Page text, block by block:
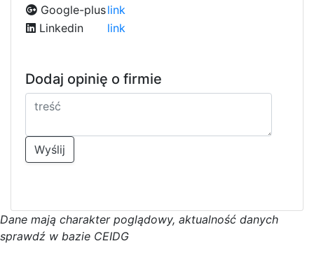
Google-pluslink
Linkedin
link
Dodaj opinię o firmie
Wyślij
Dane mają charakter poglądowy, aktualność danych
sprawdź w bazie CEIDG